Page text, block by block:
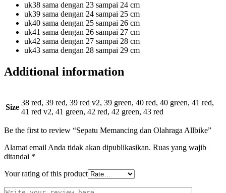
uk38 sama dengan 23 sampai 24 cm
uk39 sama dengan 24 sampai 25 cm
uk40 sama dengan 25 sampai 26 cm
uk41 sama dengan 26 sampai 27 cm
uk42 sama dengan 27 sampai 28 cm
uk43 sama dengan 28 sampai 29 cm
Additional information
Size
38 red, 39 red, 39 red v2, 39 green, 40 red, 40 green, 41 red,
41 red v2, 41 green, 42 red, 42 green, 43 red
Be the first to review “Sepatu Memancing dan Olahraga Allbike”
Alamat email Anda tidak akan dipublikasikan. Ruas yang wajib
ditandai *
Your rating of this product